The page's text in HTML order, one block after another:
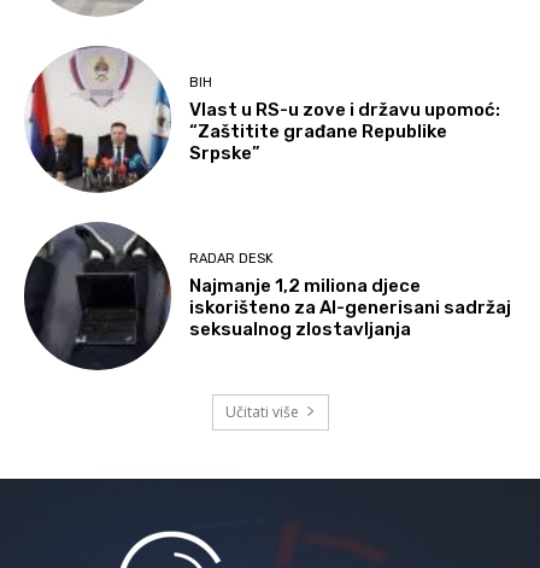
BIH
Vlast u RS-u zove i državu upomoć:
“Zaštitite građane Republike
Srpske”
RADAR DESK
Najmanje 1,2 miliona djece
iskorišteno za AI-generisani sadržaj
seksualnog zlostavljanja
Učitati više